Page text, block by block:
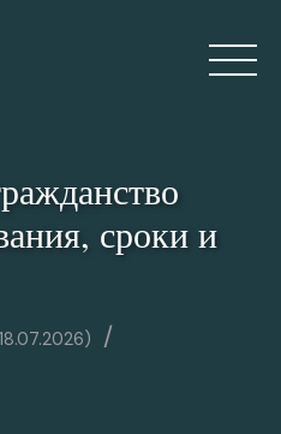
сроки и
18.07.2026